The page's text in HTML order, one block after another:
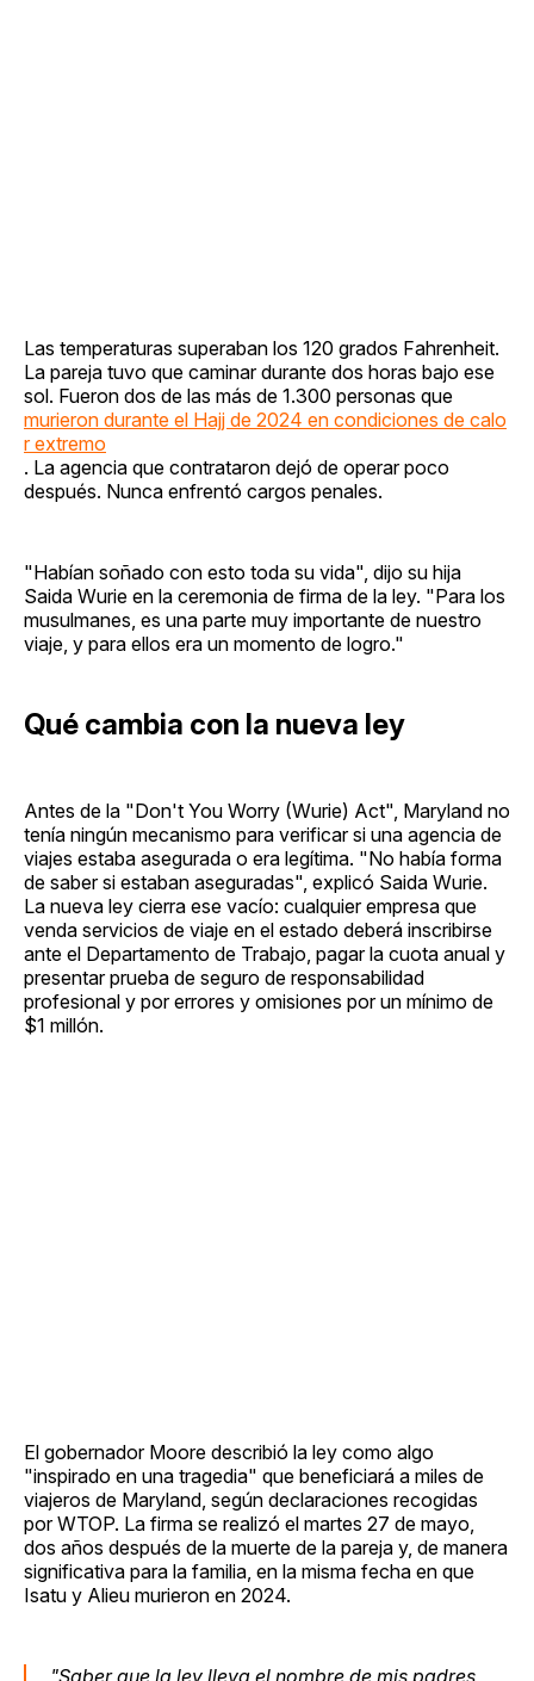
Las temperaturas superaban los 120 grados Fahrenheit.
La pareja tuvo que caminar durante dos horas bajo ese
sol. Fueron dos de las más de 1.300 personas que
murieron durante el Hajj de 2024 en condiciones de calo
r extremo
. La agencia que contrataron dejó de operar poco
después. Nunca enfrentó cargos penales.
"Habían soñado con esto toda su vida", dijo su hija
Saida Wurie en la ceremonia de firma de la ley. "Para los
musulmanes, es una parte muy importante de nuestro
viaje, y para ellos era un momento de logro."
Qué cambia con la nueva ley
Antes de la "Don't You Worry (Wurie) Act", Maryland no
tenía ningún mecanismo para verificar si una agencia de
viajes estaba asegurada o era legítima. "No había forma
de saber si estaban aseguradas", explicó Saida Wurie.
La nueva ley cierra ese vacío: cualquier empresa que
venda servicios de viaje en el estado deberá inscribirse
ante el Departamento de Trabajo, pagar la cuota anual y
presentar prueba de seguro de responsabilidad
profesional y por errores y omisiones por un mínimo de
$1 millón.
El gobernador Moore describió la ley como algo
"inspirado en una tragedia" que beneficiará a miles de
viajeros de Maryland, según declaraciones recogidas
por WTOP. La firma se realizó el martes 27 de mayo,
dos años después de la muerte de la pareja y, de manera
significativa para la familia, en la misma fecha en que
Isatu y Alieu murieron en 2024.
"Saber que la ley lleva el nombre de mis padres